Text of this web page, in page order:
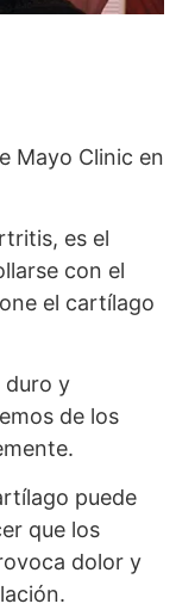
Mayo Clinic en
es el
con el
el cartílago
duro y
de los
puede
que los
dolor y